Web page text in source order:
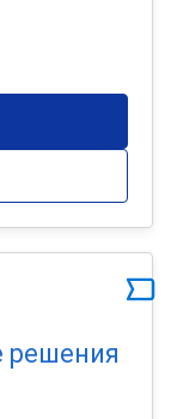
решения